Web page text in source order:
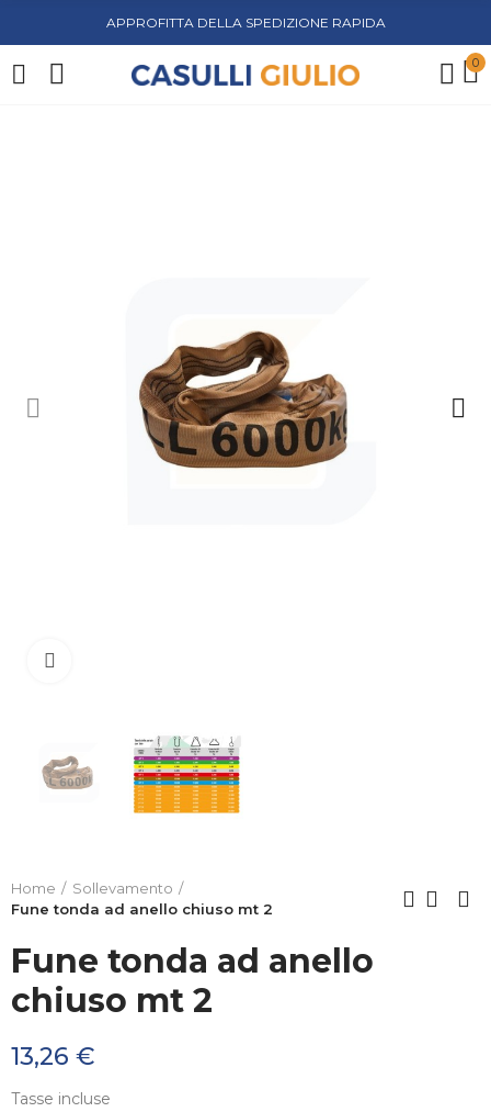
APPROFITTA DELLA SPEDIZIONE RAPIDA
0
Home
Sollevamento
Fune tonda ad anello chiuso mt 2
Fune tonda ad anello
chiuso mt 2
13,26 €
Tasse incluse